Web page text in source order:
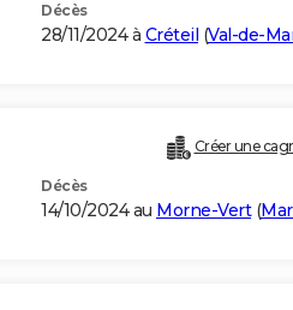
Décès
28/11/2024 à Créteil (Val-de-
Créer une
Décès
14/10/2024 au Morne-Vert(